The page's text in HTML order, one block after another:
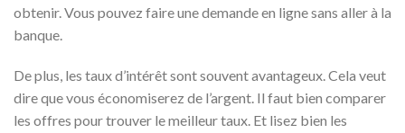
obtenir. Vous pouvez faire une demande en ligne sans aller à la
banque.
De plus, les taux d’intérêt sont souvent avantageux. Cela veut
dire que vous économiserez de l’argent. Il faut bien comparer
les offres pour trouver le meilleur taux. Et lisez bien les